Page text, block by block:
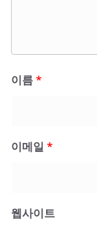
이름*
이메일 *
웹사이트